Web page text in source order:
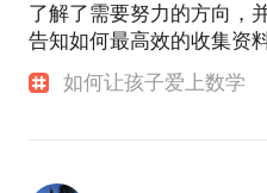
了解了需要努力的方向，
告知如何最高效的收集资
如何让孩子爱上数学